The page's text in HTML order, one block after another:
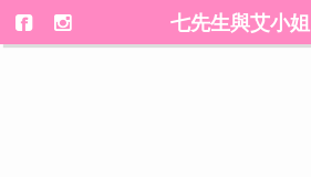
七先生與艾小姐